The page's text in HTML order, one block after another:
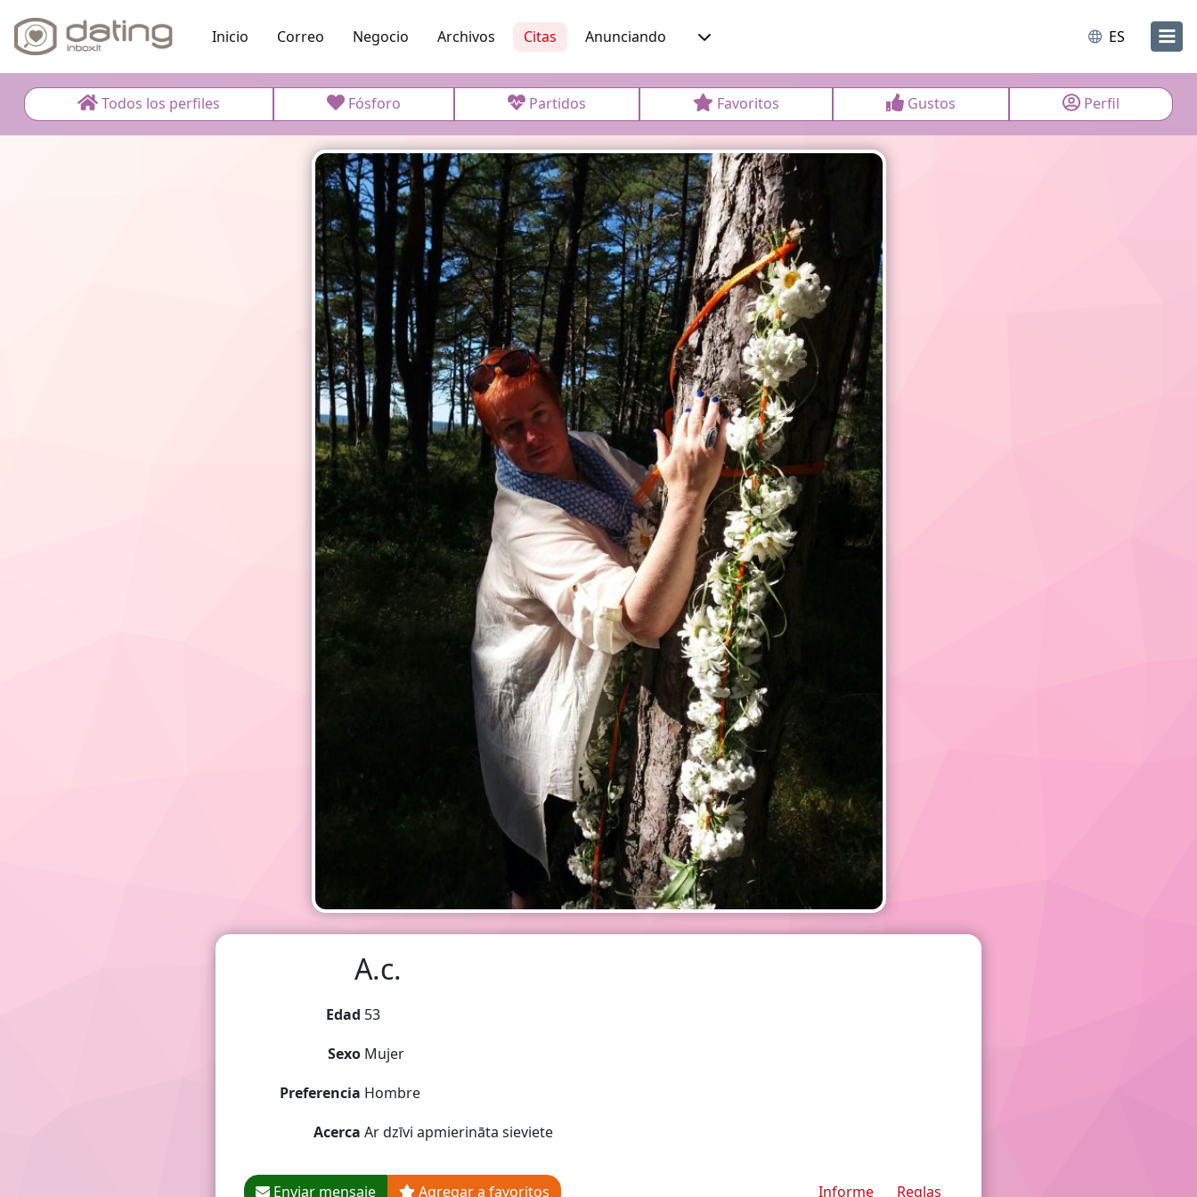
Inicio Correo Negocio Archivos Citas Anunciando ES
Todos los perfiles Fósforo Partidos Favoritos Gustos Perfil
A.c.
Edad 53
Sexo Mujer
Preferencia Hombre
Acerca Ar dzīvi apmierināta sieviete
Enviar mensaje Agregar a favoritos Informe Reglas